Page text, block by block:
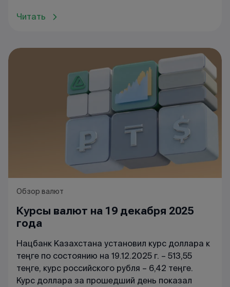
Читать
Обзор валют
Курсы валют на 19 декабря 2025
года
Нацбанк Казахстана установил курс доллара к
теңге по состоянию на 19.12.2025 г. – 513,55
теңге, курс российского рубля – 6,42 теңге.
Курс доллара за прошедший день показал